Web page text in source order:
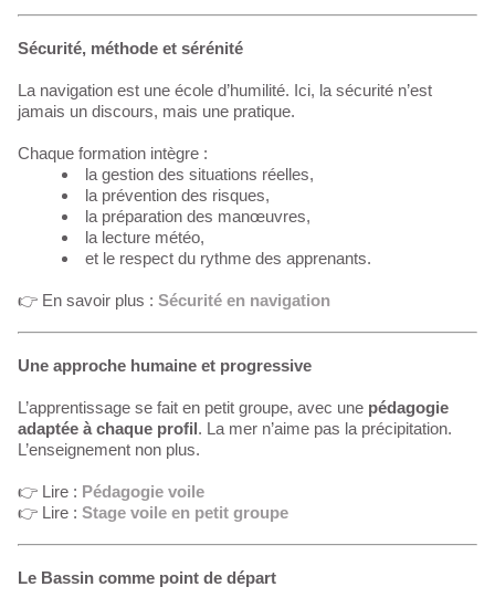
Sécurité, méthode et sérénité
La navigation est une école d’humilité. Ici, la sécurité n’est
jamais un discours, mais une pratique.
Chaque formation intègre :
la gestion des situations réelles,
la prévention des risques,
la préparation des manœuvres,
la lecture météo,
et le respect du rythme des apprenants.
👉 En savoir plus : Sécurité en navigation
Une approche humaine et progressive
L’apprentissage se fait en petit groupe, avec une pédagogie
adaptée à chaque profil. La mer n’aime pas la précipitation.
L’enseignement non plus.
👉 Lire : Pédagogie voile
👉 Lire : Stage voile en petit groupe
Le Bassin comme point de départ